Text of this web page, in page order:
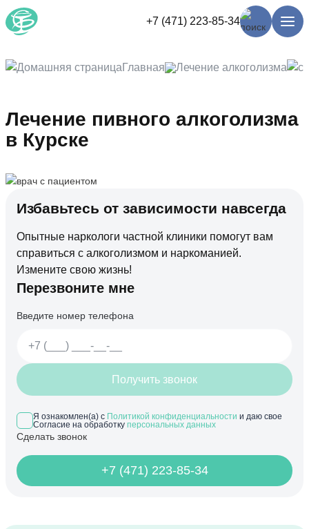
+7 (471) 223-85-34
Главная Лечение алкоголизма
Лечение пивного алкоголизма
в Курске
Избавьтесь от зависимости навсегда
Опытные наркологи частной клиники помогут вам
справиться с алкоголизмом и наркоманией.
Измените свою жизнь!
Перезвоните мне
Введите номер телефона
Получить звонок
Я ознакомлен(а) с Политикой конфиденциальности и даю свое
Согласие на обработку персональных данных
Сделать звонок
+7 (471) 223-85-34